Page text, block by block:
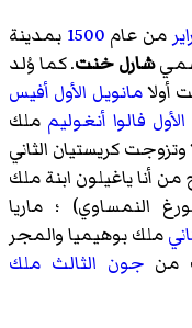
من عام 1500 بمدينة
شارل خنت. كما وُلد
أولامانويل الأول أفيس
فالوا أنغوليم ملك
وتزوجتكريستيان الثاني
من أنا ياغيلون ابنة ملك
النمساوي) ؛ ماريا
ملك بوهيميا والمجر
من جون الثالث ملك